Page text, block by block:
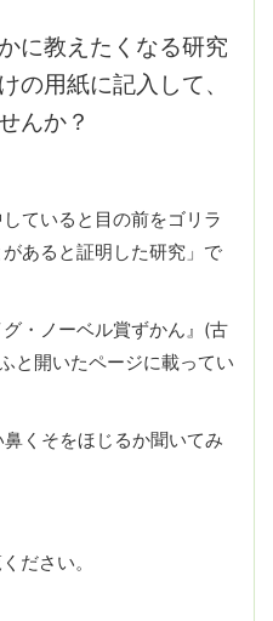
に教えたくなる研究
の用紙に記入して、
んか？
ていると目の前をゴリラ
あると証明した研究」で
・ノーベル賞ずかん』(古
と開いたページに載ってい
鼻くそをほじるか聞いてみ
ださい。